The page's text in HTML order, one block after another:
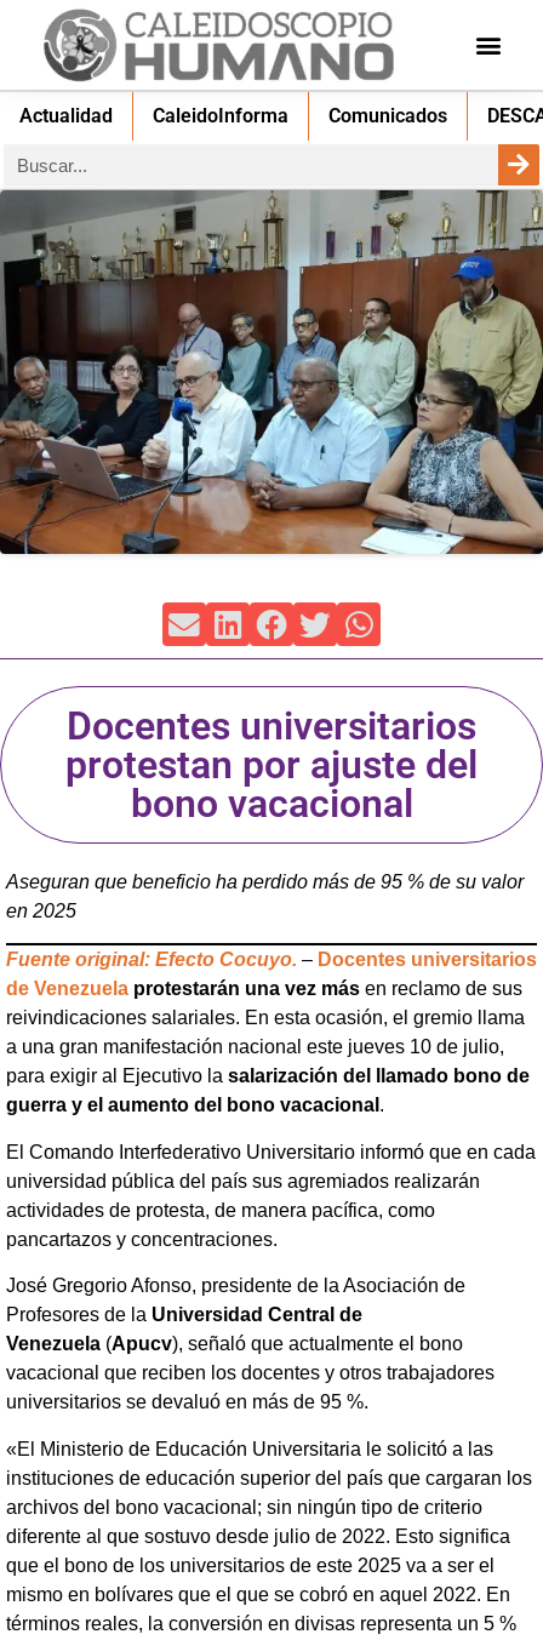
Actualidad CaleidoInforma Comunicados
Docentes universitarios
protestan por ajuste del
bono vacacional
Aseguran que beneficio ha perdido más de 95 % de su valor
en 2025
Fuente original: Efecto Cocuyo. – Docentes universitarios
de Venezuela protestarán una vez más en reclamo de sus
reivindicaciones salariales. En esta ocasión, el gremio llama
a una gran manifestación nacional este jueves 10 de julio,
para exigir al Ejecutivo la salarización del llamado bono de
guerra y el aumento del bono vacacional .
El Comando Interfederativo Universitario informó que en cada
universidad pública del país sus agremiados realizarán
actividades de protesta, de manera pacífica, como
pancartazos y concentraciones.
José Gregorio Afonso, presidente de la Asociación de
Profesores de la Universidad Central de
Venezuela (Apucv), señaló que actualmente el bono
vacacional que reciben los docentes y otros trabajadores
universitarios se devaluó en más de 95 %.
«El Ministerio de Educación Universitaria le solicitó a las
instituciones de educación superior del país que cargaran los
archivos del bono vacacional; sin ningún tipo de criterio
diferente al que sostuvo desde julio de 2022. Esto significa
que el bono de los universitarios de este 2025 va a ser el
mismo en bolívares que el que se cobró en aquel 2022. En
términos reales, la conversión en divisas representa un 5 %